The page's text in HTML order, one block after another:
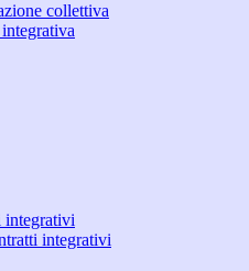
collettiva
integrativi
integrativi